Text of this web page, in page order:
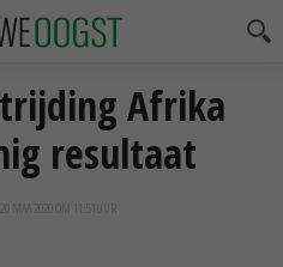
Afrika
resultaat
20 MAA 2020 OM 11:51